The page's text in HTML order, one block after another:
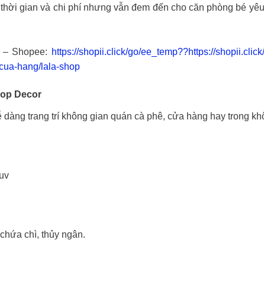
gian và chi phí nhưng vẫn đem đến cho căn phòng bé
– Shopee: https://shopii.click/go/ee_temp??https://
hang/lala-shop
Decor
trang trí không gian quán cà phê, cửa hàng hay trong
chì, thủy ngân.